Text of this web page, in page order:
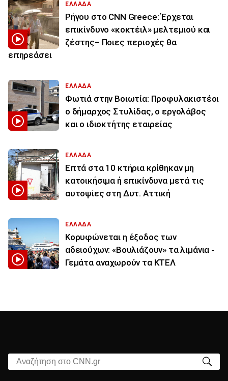
ΕΛΛΑΔΑ
Ρήγου στο CNN Greece: Έρχεται
επικίνδυνο «κοκτέιλ» μελτεμιού και
ζέστης– Ποιες περιοχές θα
επηρεάσει
ΕΛΛΑΔΑ
Φωτιά στην Βοιωτία: Προφυλακιστέοι
ο δήμαρχος Στυλίδας, ο εργολάβος
και ο ιδιοκτήτης εταιρείας
ΕΛΛΑΔΑ
Επτά στα 10 κτήρια κρίθηκαν μη
κατοικήσιμα ή επικίνδυνα μετά τις
αυτοψίες στη Δυτ. Αττική
ΕΛΛΑΔΑ
Κορυφώνεται η έξοδος των
αδειούχων: «Βουλιάζουν» τα λιμάνια -
Γεμάτα αναχωρούν τα ΚΤΕΛ
Αναζήτηση στο CNN.gr